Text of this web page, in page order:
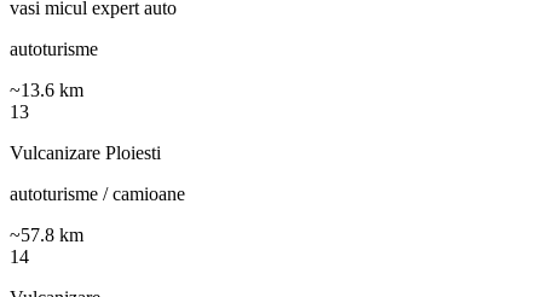
vasi micul expert auto
autoturisme
~13.6 km
13
Vulcanizare Ploiesti
autoturisme / camioane
~57.8 km
14